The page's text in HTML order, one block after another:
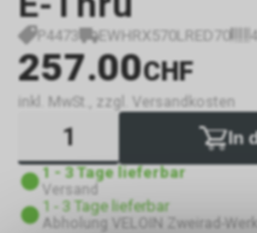
P4473 EWHRX570LRED70
257.00CHF
inkl. MwSt., zzgl. Versandkosten
In
1 - 3 Tage lieferbar
Versand
1 - 3 Tage lieferbar
Abholung VELOIN Zweirad-